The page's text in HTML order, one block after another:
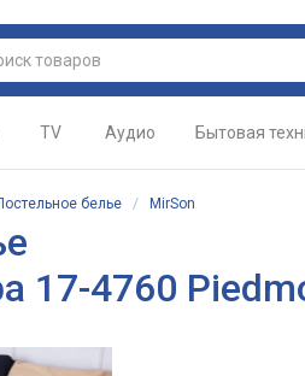
TV Аудио Бытовая
белье / MirSon
17-4760